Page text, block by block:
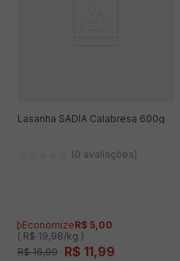
Lasanha SADIA Calabresa 600g
(0 avaliações)
EconomizeR$ 5,00
( R$ 19,98/kg )
R$ 16,99 R$ 11,99